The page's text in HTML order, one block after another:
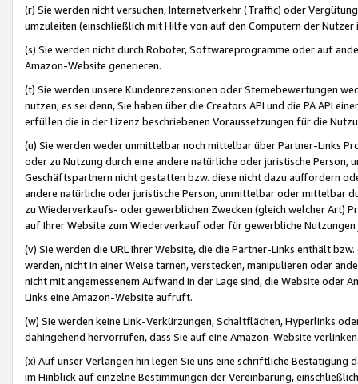
(r) Sie werden nicht versuchen, Internetverkehr (Traffic) oder
umzuleiten (einschließlich mit Hilfe von auf den Computern der
(s) Sie werden nicht durch Roboter, Softwareprogramme oder auf
Amazon-Website generieren.
(t) Sie werden unsere Kundenrezensionen oder Sternebewertungen
nutzen, es sei denn, Sie haben über die Creators API und die PA API
erfüllen die in der Lizenz beschriebenen Voraussetzungen für die
(u) Sie werden weder unmittelbar noch mittelbar über Partner-Links
oder zu Nutzung durch eine andere natürliche oder juristische
Geschäftspartnern nicht gestatten bzw. diese nicht dazu auffordern
andere natürliche oder juristische Person, unmittelbar oder mittelbar
zu Wiederverkaufs- oder gewerblichen Zwecken (gleich welcher Art)
auf Ihrer Website zum Wiederverkauf oder für gewerbliche
(v) Sie werden die URL Ihrer Website, die die Partner-Links enthält
werden, nicht in einer Weise tarnen, verstecken, manipulieren oder
nicht mit angemessenem Aufwand in der Lage sind, die Website oder
Links eine Amazon-Website aufruft.
(w) Sie werden keine Link-Verkürzungen, Schaltflächen, Hyperlinks
dahingehend hervorrufen, dass Sie auf eine Amazon-Website
(x) Auf unser Verlangen hin legen Sie uns eine schriftliche
im Hinblick auf einzelne Bestimmungen der Vereinbarung,